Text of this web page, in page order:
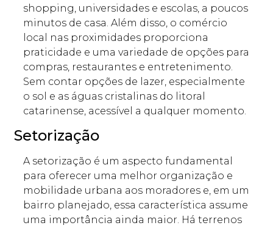
shopping, universidades e escolas, a poucos
minutos de casa. Além disso, o comércio
local nas proximidades proporciona
praticidade e uma variedade de opções para
compras, restaurantes e entretenimento.
Sem contar opções de lazer, especialmente
o sol e as águas cristalinas do litoral
catarinense, acessível a qualquer momento.
Setorização
A setorização é um aspecto fundamental
para oferecer uma melhor organização e
mobilidade urbana aos moradores e, em um
bairro planejado, essa característica assume
uma importância ainda maior. Há terrenos